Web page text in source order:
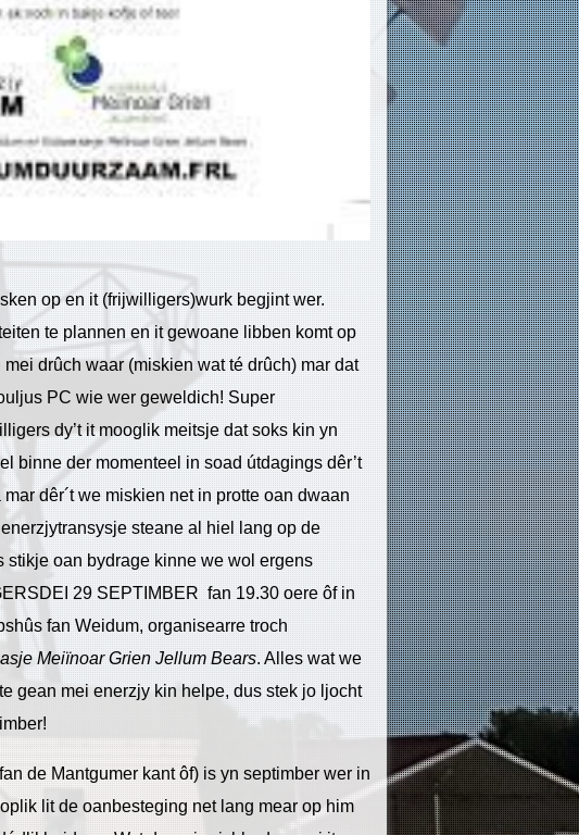
op en it (frijwilligers)wurk begjint wer.
te plannen en it gewoane libben komt op
drûch waar (miskien wat té drûch) mar dat
PC wie wer geweldich! Super
dy’t it mooglik meitsje dat soks kin yn
binne der momenteel in soad útdagings dêr’t
dêr´t we miskien net in protte oan dwaan
steane al hiel lang op de
oan bydrage kinne we wol ergens
29 SEPTIMBER fan 19.30 oere ôf in
fan Weidum, organisearre troch
Meiïnoar Grien Jellum Bears. Alles wat we
gean mei enerzjy kin helpe, dus stek jo ljocht
de Mantgumer kant ôf) is yn septimber wer in
lit de oanbesteging net lang mear op him